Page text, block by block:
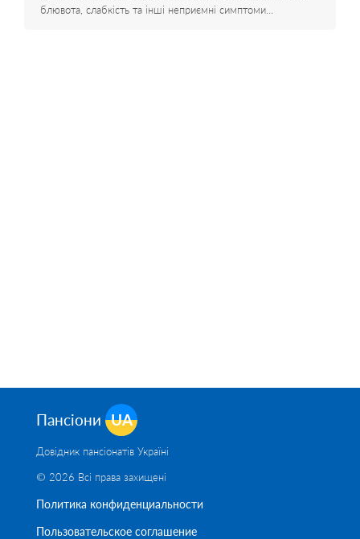
блювота, слабкість та інші неприємні симптоми…
Пансіони UA
Довідник пансіонатів Україні
© 2026 Всі права захищені
Политика конфиденциальности
Пользовательское соглашение